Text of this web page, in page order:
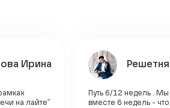
Ирина
на лайте"
Путь 6/12 недель .
вместе 6 недель -